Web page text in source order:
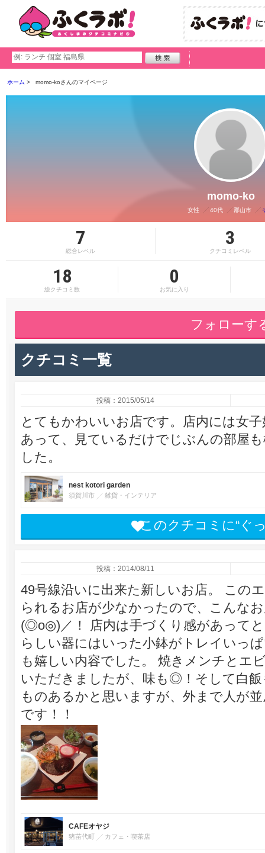
ホーム momo-koさんのマイページ
momo-ko
女性 40代 郡山市
7
総合レベル
3
クチコミレベル
18
総クチコミ数
0
お気に入り
フォローす
クチコミ一覧
投稿：2015/05/14
とてもかわいいお店です。店内には女
あって、見ているだけでじぶんの部屋
した。
nest kotori garden
須賀川市 雑貨・インテリア
このクチコミに“ぐ
投稿：2014/08/11
49号線沿いに出来た新しいお店。 この
られるお店が少なかったので、こんな
(◎o◎)／！ 店内は手づくり感があって
らしい器にはいった小鉢がトレイいっ
も嬉しい内容でした。 焼きメンチとエ
いただきましたが、味も◎！そして白
ものあるかと思いますが、外まで人が
です！！
CAFEオヤジ
猪苗代町 カフェ・喫茶店